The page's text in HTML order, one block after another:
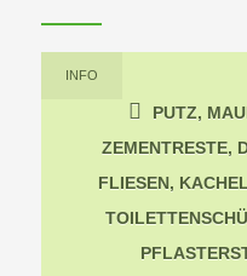
INFO
PUTZ,
ZEMENTRESTE,
FLIESEN,